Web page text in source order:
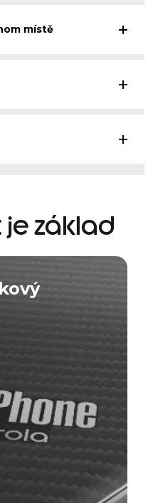
místě
je základ